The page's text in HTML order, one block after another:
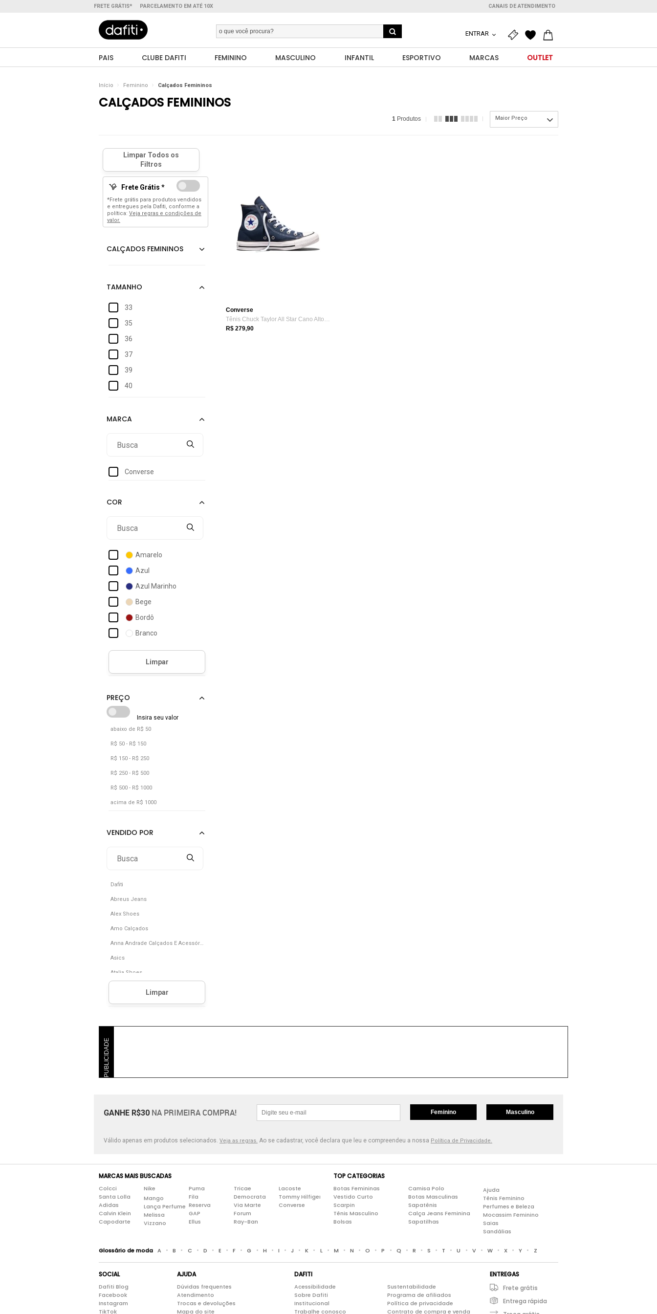
FRETE GRÁTIS* PARCELAMENTO EM ATÉ 10X CANAIS DE ATENDIMENTO
ENTRAR
PAIS CLUBE DAFITI FEMININO MASCULINO INFANTIL ESPORTIVO MARCAS OUTLET
Início Feminino Calçados Femininos
CALÇADOS FEMININOS
1 Produtos Maior Preço
Frete Grátis *
*Frete grátis para produtos vendidos
e entregues pela Dafiti, conforme a
política: Veja regras e condições de
valor.
33
35
36
37
39
40
42
44
Converse
Amarelo
Azul
Azul Marinho
Bege
Bordô
Branco
Caramelo
Cinza
Preto
Rosa
Verde
Vermelho
abaixo de R$ 50
R$ 50 - R$ 150
R$ 150 - R$ 250
R$ 250 - R$ 500
R$ 500 - R$ 1000
acima de R$ 1000
Dafiti
Abreus Jeans
Alex Shoes
Amo Calçados
Anna Andrade Calçados E Acessórios
Asics
Atalia Shoes
Calçados Lovi
Crocs Brasil
Converse
Tênis Chuck Taylor All Star Cano Alto Az...
R$ 279,90
PUBLICIDADE
GANHE R$30 NA PRIMEIRA COMPRA! Feminino Masculino
Válido apenas em produtos selecionados. Veja as regras. Ao se cadastrar, você declara que leu e compreendeu a nossa Política de Privacidade.
MARCAS MAIS BUSCADAS
Colcci
Santa Lolla
Adidas
Calvin Klein
Capodarte
Nike
Mango
Lança Perfume
Melissa
Vizzano
Puma
Fila
Reserva
GAP
Ellus
Tricae
Democrata
Via Marte
Forum
Ray-Ban
Lacoste
Tommy Hilfiger
Converse
TOP CATEGORIAS
Botas Femininas
Vestido Curto
Scarpin
Tênis Masculino
Bolsas
Camisa Polo
Botas Masculinas
Sapatênis
Calça Jeans Feminina
Sapatilhas
Ajuda
Tênis Feminino
Perfumes e Beleza
Mocassim Feminino
Saias
Sandálias
Glossário de moda A • B • C • D • E • F • G • H • I • J • K • L • M • N • O • P • Q • R • S • T • U • V • W • X • Y • Z
SOCIAL
Dafiti Blog
Facebook
Instagram
TikTok
AJUDA
Dúvidas frequentes
Atendimento
Trocas e devoluções
Mapa do site
DAFITI
Acessibilidade
Sobre Dafiti
Institucional
Trabalhe conosco
Sustentabilidade
Programa de afiliados
Política de privacidade
Contrato de compra e venda
ENTREGAS
Frete grátis
Entrega rápida